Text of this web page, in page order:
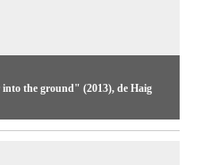
the ground" (2013), de Haig
analisa a obra de Haig